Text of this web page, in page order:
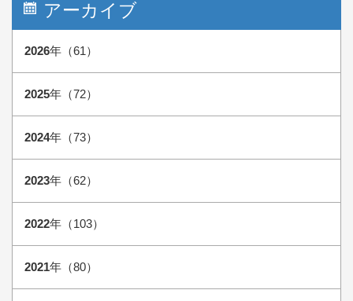
アーカイブ
2026年（61）
2025年（72）
2024年（73）
2023年（62）
2022年（103）
2021年（80）